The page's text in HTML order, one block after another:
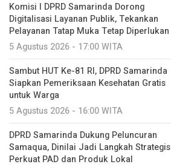
Komisi I DPRD Samarinda Dorong
Digitalisasi Layanan Publik, Tekankan
Pelayanan Tatap Muka Tetap Diperlukan
5 Agustus 2026 - 17:00 WITA
Sambut HUT Ke-81 RI, DPRD Samarinda
Siapkan Pemeriksaan Kesehatan Gratis
untuk Warga
5 Agustus 2026 - 16:00 WITA
DPRD Samarinda Dukung Peluncuran
Samaqua, Dinilai Jadi Langkah Strategis
Perkuat PAD dan Produk Lokal